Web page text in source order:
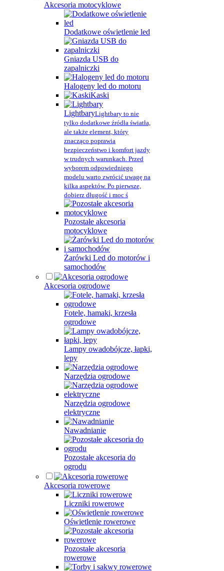
Akcesoria motocyklowe
Dodatkowe oświetlenie led
Gniazda USB do
zapalniczki
Halogeny led do motoru
Kaski
LightbaryLightbary to nie
tylko dodatkowe źródła światła,
ale także element, który
znacząco poprawia
bezpieczeństwo i komfort jazdy
w trudnych warunkach. Przed
wyborem odpowiedniego
modelu warto zwrócić uwagę na
kilka aspektów. Po pierwsze,
dobierz długość i moc ś
Pozostałe akcesoria
motocyklowe
Żarówki Led do motorów i
samochodów
Akcesoria ogrodowe
Fotele, hamaki, krzesła
ogrodowe
Lampy owadobójcze, łapki,
lepy
Narzędzia ogrodowe
Narzędzia ogrodowe
elektryczne
Nawadnianie
Pozostałe akcesoria do
ogrodu
Akcesoria rowerowe
Liczniki rowerowe
Oświetlenie rowerowe
Pozostałe akcesoria
rowerowe